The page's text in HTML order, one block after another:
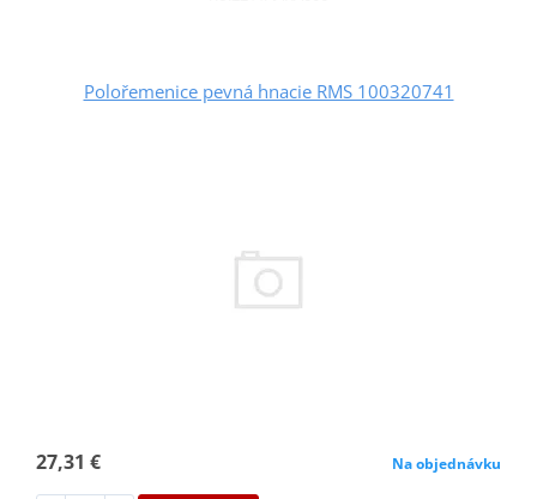
Polořemenice pevná hnacie RMS 100320741
27,31 € Na objednávku